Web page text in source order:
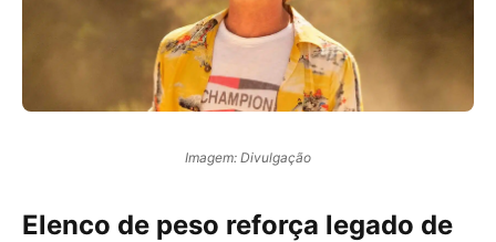
Imagem: Divulgação
Elenco de peso reforça legado de